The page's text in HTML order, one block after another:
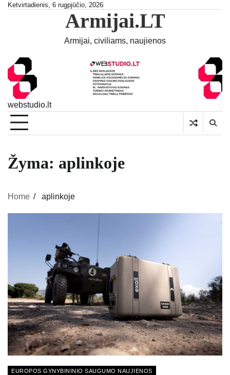
SkipKetvirtadienis, 6 rugpjūčio, 2026
Armijai.LT
Armijai, civiliams, naujienos
webstudio.lt
Žyma: aplinkoje
Home aplinkoje
EUROPOS GYNYBININIO SAUGUMO NAUJIENOS